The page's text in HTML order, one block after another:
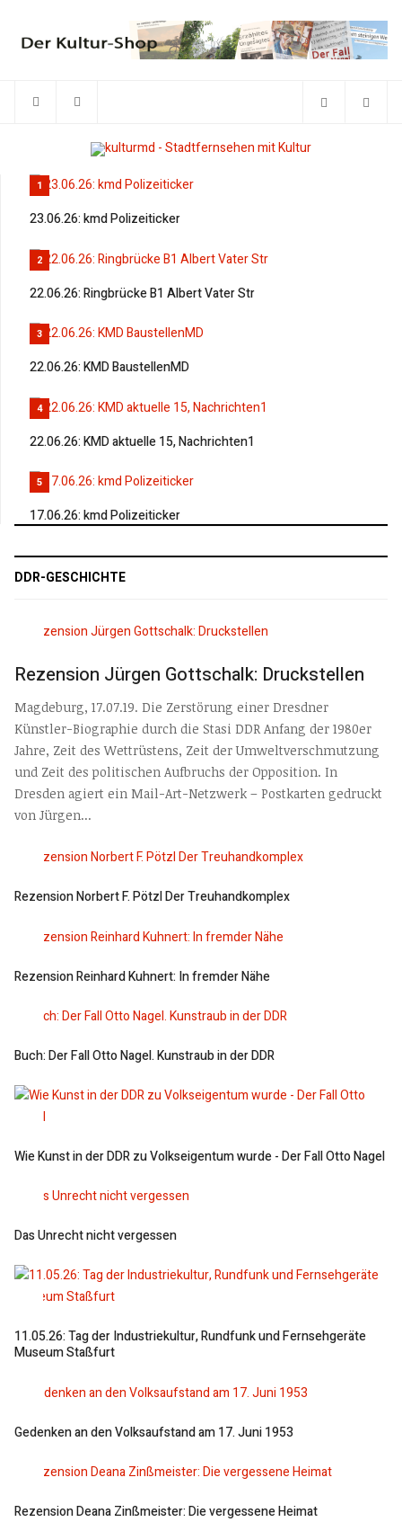
1
23.06.26: kmd Polizeiticker
2
22.06.26: Ringbrücke B1 Albert Vater Str
3
22.06.26: KMD BaustellenMD
4
22.06.26: KMD aktuelle 15, Nachrichten1
5
17.06.26: kmd Polizeiticker
DDR-GESCHICHTE
Rezension Jürgen Gottschalk: Druckstellen
Magdeburg, 17.07.19. Die Zerstörung einer Dresdner
Künstler-Biographie durch die Stasi DDR Anfang der 1980er
Jahre, Zeit des Wettrüstens, Zeit der Umweltverschmutzung
und Zeit des politischen Aufbruchs der Opposition. In
Dresden agiert ein Mail-Art-Netzwerk – Postkarten gedruckt
von Jürgen...
Rezension Norbert F. Pötzl Der Treuhandkomplex
Rezension Reinhard Kuhnert: In fremder Nähe
Buch: Der Fall Otto Nagel. Kunstraub in der DDR
Wie Kunst in der DDR zu Volkseigentum wurde - Der Fall Otto Nagel
Das Unrecht nicht vergessen
11.05.26: Tag der Industriekultur, Rundfunk und Fernsehgeräte
Museum Staßfurt
Gedenken an den Volksaufstand am 17. Juni 1953
Rezension Deana Zinßmeister: Die vergessene Heimat